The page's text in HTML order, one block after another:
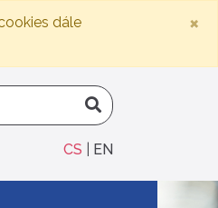
dále
×
CS EN